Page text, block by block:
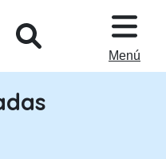
Menú